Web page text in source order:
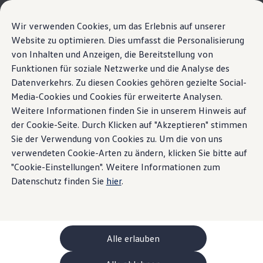
Wir verwenden Cookies, um das Erlebnis auf unserer
Website zu optimieren. Dies umfasst die Personalisierung
von Inhalten und Anzeigen, die Bereitstellung von
Funktionen für soziale Netzwerke und die Analyse des
Datenverkehrs. Zu diesen Cookies gehören gezielte Social-
Media-Cookies und Cookies für erweiterte Analysen.
Weitere Informationen finden Sie in unserem Hinweis auf
der Cookie-Seite. Durch Klicken auf "Akzeptieren" stimmen
Sie der Verwendung von Cookies zu. Um die von uns
verwendeten Cookie-Arten zu ändern, klicken Sie bitte auf
"Cookie-Einstellungen". Weitere Informationen zum
Datenschutz finden Sie hier.
Alle erlauben
Zum
Hauptinhalt
springen
Zum
Footer
springen
Der neue ID. Polo
Highlights Details & Ausstattung
Ihre Konfiguration
Sondermodelle UNITED
Beratung und Kauf
Aktuelle Angebote
Geschäftskunden und Flotten
Sofort verfügbare Fahrzeuge
Occasionen
Finanzierung
Leasing-Rechner
Elektromobilität
Kosten und Finanzierung
Laden und Reichweite
Zuhause Laden
Unterwegs Laden
Bidirektionales Laden
Erneuerbare Energielösung: Helion
ChargeOn
Technologie und Batterie
Wie das Batteriesystem der ID. Modelle
Home Modelle und Konfigurator Neue ID. Polo
Das steckt im ID. Polo
Parkassistenzsysteme
Parkassistenzsysteme
für den ID. Polo im
Überblick
Folgende Parkassistenzsysteme sind für die
Modellvarianten des ID.Polo verfügbar: